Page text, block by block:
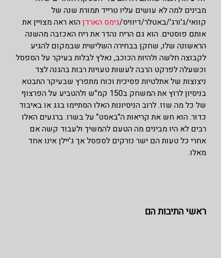
מבינים למה לא עושים עליו טרייד תמורת שנה של
קוואי/ג'ורג'/באטלר/דיוויס/גימס הארדןהוא ראה מצויין את
אותם פוסטים. הוא גם הריח נהדר את ריח האכזבה מהשנה
הראשונה שלו, שחקן בבחירה השלישית שבמקום להגיע
לקבוצה חלשה ולהיות הכוכב, נאלץ לבלות בעיקר על הספסל
וכשעלה לפרקט הרבה לעשות טעויות רבות בהגנה לצד
ניצוצות של אתלטיות פסיכית וכוח מתפרץ שבעיקר התבטא
בניסיון לרוץ את המשחק ב150 קמ"ש ולהטביע על הפרצוף
של כל מה שזז. לרוב הניסיונות האלו הסתיימו בגג או באיבוד
כדור. הוא חש את קריאות ה"באסט" על בשרו. ברגעים האלו
רבים לא היו מבינים מה הטעם להמשיך ולעבוד קשה אם
אחרי כל טעות הם ישר נזרקים לספסל אך ג'יילן אינו אחד
מאלו.
ראשי התיבות הם